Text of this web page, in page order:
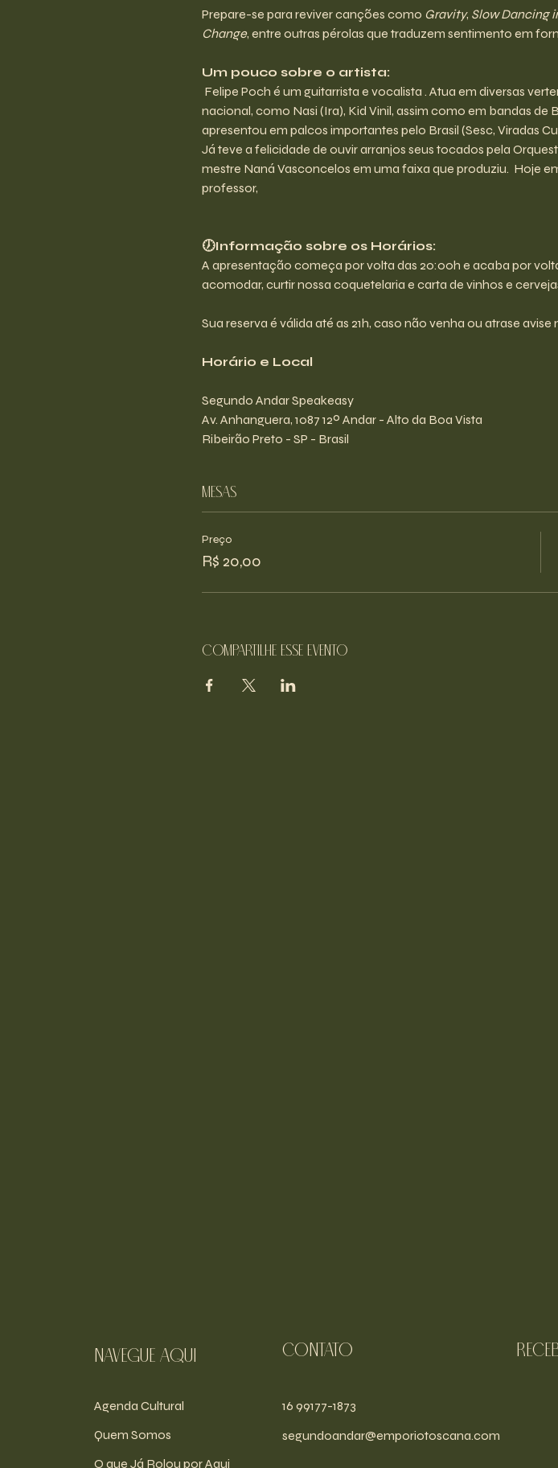
Prepare-se para reviver canções como Gravity, Slow Dancing
Change, entre outras pérolas que traduzem sentimento em
Um pouco sobre o artista:
Felipe Poch é um guitarrista e vocalista . Atua em diversas
nacional, como Nasi (Ira), Kid Vinil, assim como em bandas de
apresentou em palcos importantes pelo Brasil (Sesc, Viradas
Já teve a felicidade de ouvir arranjos seus tocados pela
mestre Naná Vasconcelos em uma faixa que produziu.  Hoje
professor,
🕖Informação sobre os Horários:
A apresentação começa por volta das 20:00h e acaba por
acomodar, curtir nossa coquetelaria e carta de vinhos e
Sua reserva é válida até as 21h, caso não venha ou atrase avise
Horário e Local
Segundo Andar Speakeasy
Av. Anhanguera, 1087 12º Andar - Alto da Boa Vista
Ribeirão Preto - SP - Brasil
Mesas
Preço
R$ 20,00
Compartilhe esse evento
navegue aqui
Agenda Cultural
Quem Somos
O que Já Rolou por Aqui
Contato
16 99177-1873
segundoandar@emporiotoscana.com